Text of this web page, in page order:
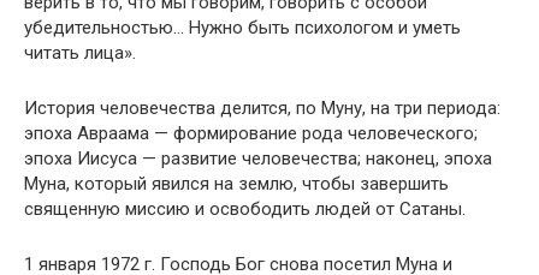
убедительностью… Нужно быть психологом и уметь
читать лица».
История человечества делится, по Муну, на три периода:
эпоха Авраама — формирование рода человеческого;
эпоха Иисуса — развитие человечества; наконец, эпоха
Муна, который явился на землю, чтобы завершить
священную миссию и освободить людей от Сатаны.
1 января 1972 г. Господь Бог снова посетил Муна и